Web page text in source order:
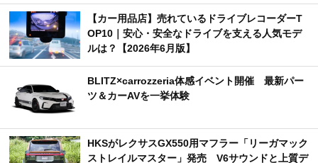
【カー用品店】売れているドライブレコーダーT
OP10｜安心・安全なドライブを支える人気モデ
ルは？【2026年6月版】
BLITZ×carrozzeria体感イベント開催 最新パー
ツ＆カーAVを一挙体験
HKSがレクサスGX550用マフラー「リーガマック
ストレイルマスター」発売 V6サウンドと上質デ